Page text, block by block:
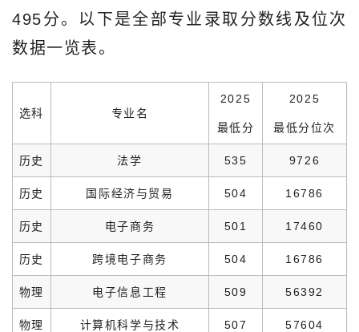
495分。以下是全部专业录取分数线及位次
数据一览表。
选科 专业名
2025
最低分
2025
最低分位次
历史 法学 535 9726
历史 国际经济与贸易 504 16786
历史 电子商务 501 17460
历史 跨境电子商务 504 16786
物理 电子信息工程 509 56392
物理 计算机科学与技术 507 57604